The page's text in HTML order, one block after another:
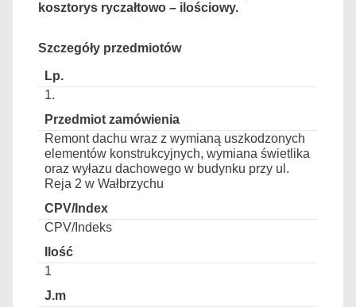
kosztorys ryczałtowo – ilościowy.
Szczegóły przedmiotów
1.
Remont dachu wraz z wymianą uszkodzonych
elementów konstrukcyjnych, wymiana świetlika
oraz wyłazu dachowego w budynku przy ul.
Reja 2 w Wałbrzychu
CPV/Indeks
1